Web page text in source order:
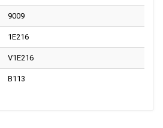
9009
1E216
V1E216
B113